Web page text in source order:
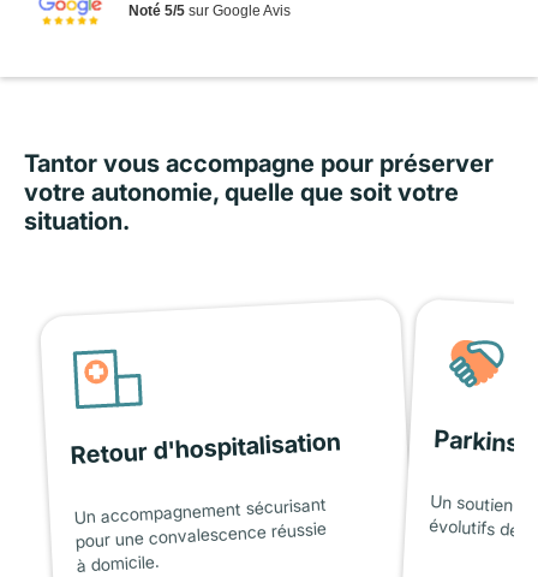
Noté 5/5sur Google Avis
Tantor vous accompagne pour préserver
votre autonomie, quelle que soit votre
situation.
Retour d'hospitalisation
Un accompagnement sécurisant
pour une convalescence réussie
à domicile.
Un soutien
évolutifs de